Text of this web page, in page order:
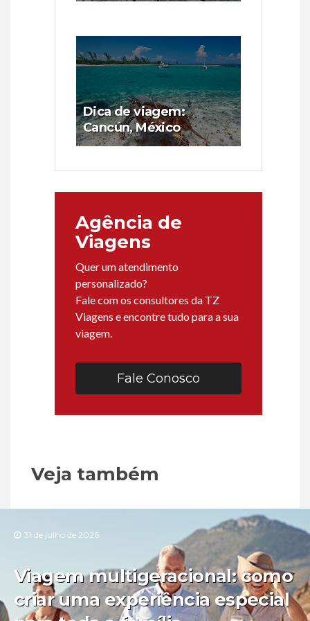
Dica de viagem:
Cancún, México
Agência de
Viagens
Quer um atendimento
personalizado?
Fale com os consultores da TZ
Viagens e encontre tudo para a sua
viagem.
Fale Conosco
Veja também
31 de julho de 2026
Viagem multigeracional: como
criar uma experiência especial